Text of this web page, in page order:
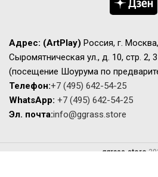
Адрес: (ArtPlay) Россия, г.
Сыромятническая ул., д. 10, стр. 2,
(посещение Шоурума по
Телефон:+7 (495) 642-54-25
WhatsApp: +7 (495) 642-54-25
Эл. почта:info@ggrass.store
ggrass.store